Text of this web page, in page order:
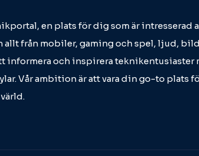
en plats för dig som är intresserad
allt från mobiler, gaming och spel, ljud,
informera och inspirera teknikentusiaster
Vår ambition är att vara din go-to